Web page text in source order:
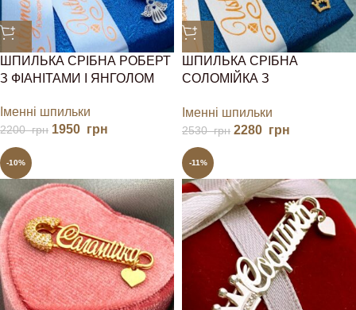
ШПИЛЬКА СРІБНА РОБЕРТ
З ФІАНІТАМИ І ЯНГОЛОМ
Іменні шпильки
2200грн 1950 грн
ШПИЛЬКА СРІБНА
СОЛОМІЙКА З
Іменні шпильки
2530грн 2280 грн
-10% -11%